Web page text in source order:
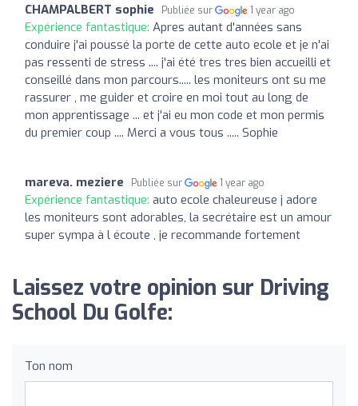
CHAMPALBERT sophie Publiée sur 1 year ago
Expérience fantastique: Apres autant d'années sans
conduire j'ai poussé la porte de cette auto ecole et je n'ai
pas ressenti de stress .... j'ai été tres tres bien accueilli et
conseillé dans mon parcours..... les moniteurs ont su me
rassurer , me guider et croire en moi tout au long de
mon apprentissage ... et j'ai eu mon code et mon permis
du premier coup .... Merci a vous tous ..... Sophie
mareva. meziere Publiée sur 1 year ago
Expérience fantastique: auto ecole chaleureuse j adore
les moniteurs sont adorables, la secrétaire est un amour
super sympa à l écoute , je recommande fortement
Laissez votre opinion sur Driving
School Du Golfe:
Ton nom